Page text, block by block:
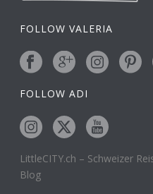
FOLLOW VALERIA
FOLLOW ADI
LittleCITY.ch – Schweizer
Blog